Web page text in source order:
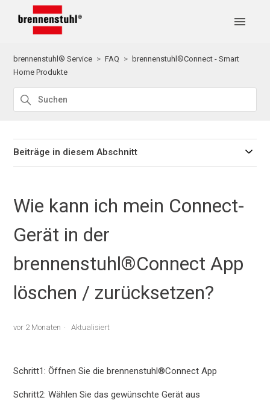
brennenstuhl® Service FAQ
brennenstuhl®Connect - Smart
Home Produkte
Beiträge in diesem Abschnitt
Wie kann ich mein Connect-
Gerät in der
brennenstuhl®Connect App
löschen / zurücksetzen?
vor 2 Monaten Aktualisiert
Schritt1: Öffnen Sie die brennenstuhl®Connect App
Schritt2: Wählen Sie das gewünschte Gerät aus